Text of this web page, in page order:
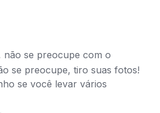
se preocupe com o
se preocupe, tiro suas fotos!
se você levar vários